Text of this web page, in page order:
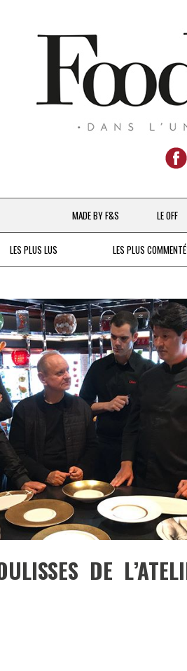
MADE BY F&S
CHEFS & ACTUALITÉS
À LA PETITE CUILLÈRE
DESTIN DE FEMME
V…DE VOYAGE
LE OFF
LES PLUS LUS LES PLUS
DE